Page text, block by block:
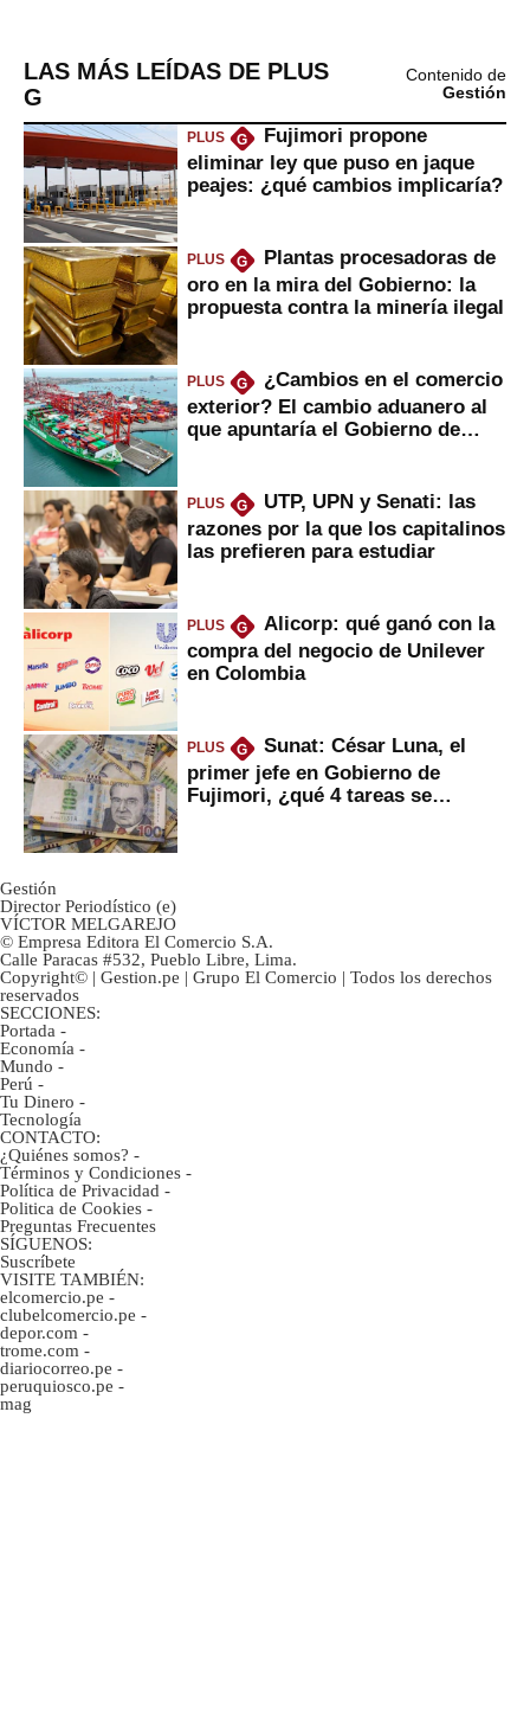
LAS MÁS LEÍDAS DE PLUS
G
Contenido de
Gestión
PLUS G
Fujimori propone
eliminar ley que puso en jaque
peajes: ¿qué cambios implicaría?
PLUS G
Plantas procesadoras de
oro en la mira del Gobierno: la
propuesta contra la minería ilegal
PLUS G
¿Cambios en el comercio
exterior? El cambio aduanero al
que apuntaría el Gobierno de
PLUS G
UTP, UPN y Senati: las
razones por la que los capitalinos
las prefieren para estudiar
PLUS G
Alicorp: qué ganó con la
compra del negocio de Unilever
en Colombia
PLUS G
Sunat: César Luna, el
primer jefe en Gobierno de
Fujimori, ¿qué 4 tareas se
Gestión
Director Periodístico (e)
VÍCTOR MELGAREJO
© Empresa Editora El Comercio S.A.
Calle Paracas #532, Pueblo Libre, Lima.
Copyright© | Gestion.pe | Grupo El Comercio | Todos los derechos
reservados
SECCIONES:
Portada -
Economía -
Mundo -
Perú -
Tu Dinero -
Tecnología
CONTACTO:
¿Quiénes somos? -
Términos y Condiciones -
Política de Privacidad -
Politica de Cookies -
Preguntas Frecuentes
SÍGUENOS:
Suscríbete
VISITE TAMBIÉN:
elcomercio.pe -
clubelcomercio.pe -
depor.com -
trome.com -
diariocorreo.pe -
peruquiosco.pe -
mag